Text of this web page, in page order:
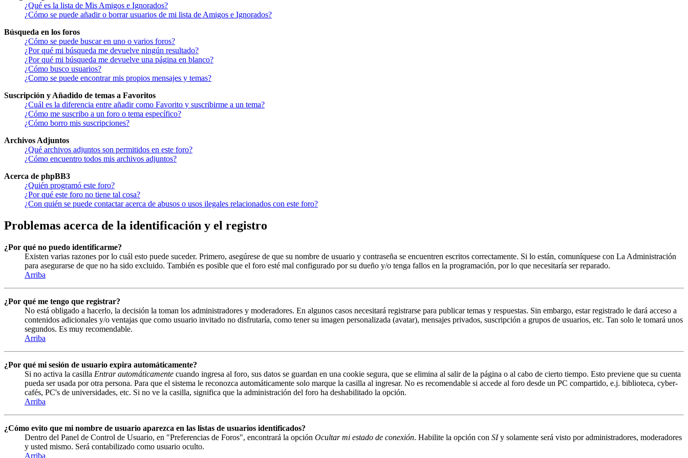
¿Qué es la lista de Mis Amigos e Ignorados?
¿Cómo se puede añadir o borrar usuarios de mi lista de Amigos e Ignorados?
Búsqueda en los foros
¿Cómo se puede buscar en uno o varios foros?
¿Por qué mi búsqueda me devuelve ningún resultado?
¿Por qué mi búsqueda me devuelve una página en blanco?
¿Cómo busco usuarios?
¿Como se puede encontrar mis propios mensajes y temas?
Suscripción y Añadido de temas a Favoritos
¿Cuál es la diferencia entre añadir como Favorito y suscribirme a un tema?
¿Cómo me suscribo a un foro o tema específico?
¿Cómo borro mis suscripciones?
Archivos Adjuntos
¿Qué archivos adjuntos son permitidos en este foro?
¿Cómo encuentro todos mis archivos adjuntos?
Acerca de phpBB3
¿Quién programó este foro?
¿Por qué este foro no tiene tal cosa?
¿Con quién se puede contactar acerca de abusos o usos ilegales relacionados con este foro?
Problemas acerca de la identificación y el registro
¿Por qué no puedo identificarme?
Existen varias razones por lo cuál esto puede suceder. Primero, asegúrese de que su nombre de usuario y contraseña se encuentren escritos correctamente. Si lo están, comuníquese con La Administración
para asegurarse de que no ha sido excluido. También es posible que el foro esté mal configurado por su dueño y/o tenga fallos en la programación, por lo que necesitaría ser reparado.
Arriba
¿Por qué me tengo que registrar?
No está obligado a hacerlo, la decisión la toman los administradores y moderadores. En algunos casos necesitará registrarse para publicar temas y respuestas. Sin embargo, estar registrado le dará acceso a
contenidos adicionales y/o ventajas que como usuario invitado no disfrutaría, como tener su imagen personalizada (avatar), mensajes privados, suscripción a grupos de usuarios, etc. Tan solo le tomará unos
segundos. Es muy recomendable.
Arriba
¿Por qué mi sesión de usuario expira automáticamente?
Si no activa la casilla Entrar automáticamente cuando ingresa al foro, sus datos se guardan en una cookie segura, que se elimina al salir de la página o al cabo de cierto tiempo. Esto previene que su cuenta
pueda ser usada por otra persona. Para que el sistema le reconozca automáticamente solo marque la casilla al ingresar. No es recomendable si accede al foro desde un PC compartido, e.j. biblioteca, cyber-
cafés, PC's de universidades, etc. Si no ve la casilla, significa que la administración del foro ha deshabilitado la opción.
Arriba
¿Cómo evito que mi nombre de usuario aparezca en las listas de usuarios identificados?
Dentro del Panel de Control de Usuario, en "Preferencias de Foros", encontrará la opción Ocultar mi estado de conexión. Habilite la opción con SIy solamente será visto por administradores, moderadores
y usted mismo. Será contabilizado como usuario oculto.
Arriba